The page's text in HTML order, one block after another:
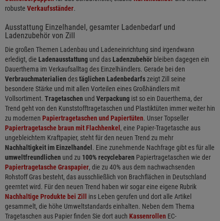
robuste Verkaufsständer.
Ausstattung Einzelhandel, gesamter Ladenbedarf und
Ladenzubehör von Zill
Die großen Themen Ladenbau und Ladeneinrichtung sind irgendwann
erledigt, die Ladenausstattung und das Ladenzubehör bleiben dagegen ein
Dauerthema im Verkaufsalltag des Einzelhändlers. Gerade bei den
Verbrauchmaterialien destäglichen Ladenbedarfszeigt Zill seine
besondere Stärke und mit allen Vorteilen eines Großhändlers mit
Vollsortiment. Tragetaschen und Verpackung ist so ein Dauerthema, der
Trend geht von den Kunststofftragetaschen und Plastiktüten immer weiter hin
zu modernen Papiertragetaschen und Papiertüten. Unser Topseller
Papiertragetasche braun mit Flachhenkel , eine Papier-Tragetasche aus
ungebleichtem Kraftpapier, steht für den neuen Trend zu mehr
Nachhaltigkeit im Einzelhandel . Eine zunehmende Nachfrage gibt es für alle
umweltfreundlichen und zu 100% recyclebaren Papiertragetaschen wie der
Papiertragetasche Graspapier, die zu 40% aus dem nachwachsenden
Rohstoff Gras besteht, das ausschließlich von Brachflächen in Deutschland
geerntet wird. Für den neuen Trend haben wir sogar eine eigene Rubrik
Nachhaltige Produkte bei Zill
ins Leben gerufen und dort alle Artikel
gesammelt, die höhe Umweltstandards einhalten. Neben dem Thema
Tragetaschen aus Papier finden Sie dort auch Kassenrollen EC-